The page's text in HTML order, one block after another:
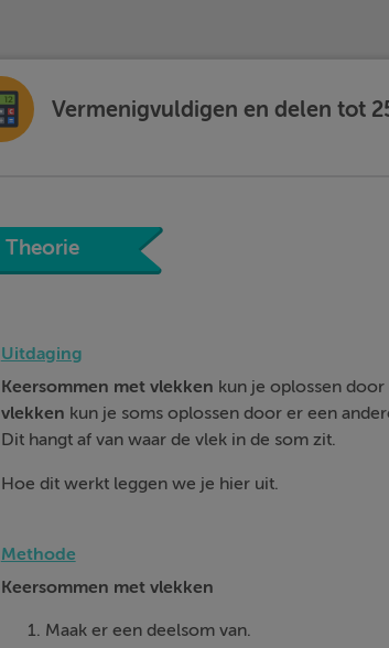
Vermenigvuldigen en delen tot
Theorie
Uitdaging
Keersommen met vlekken kun je oplossen
vlekken kun je soms oplossen door er een
Dit hangt af van waar de vlek in de som zit.
Hoe dit werkt leggen we je hier uit.
Methode
Keersommen met vlekken
Maak er een deelsom van.